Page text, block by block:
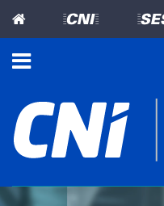
=CNI=